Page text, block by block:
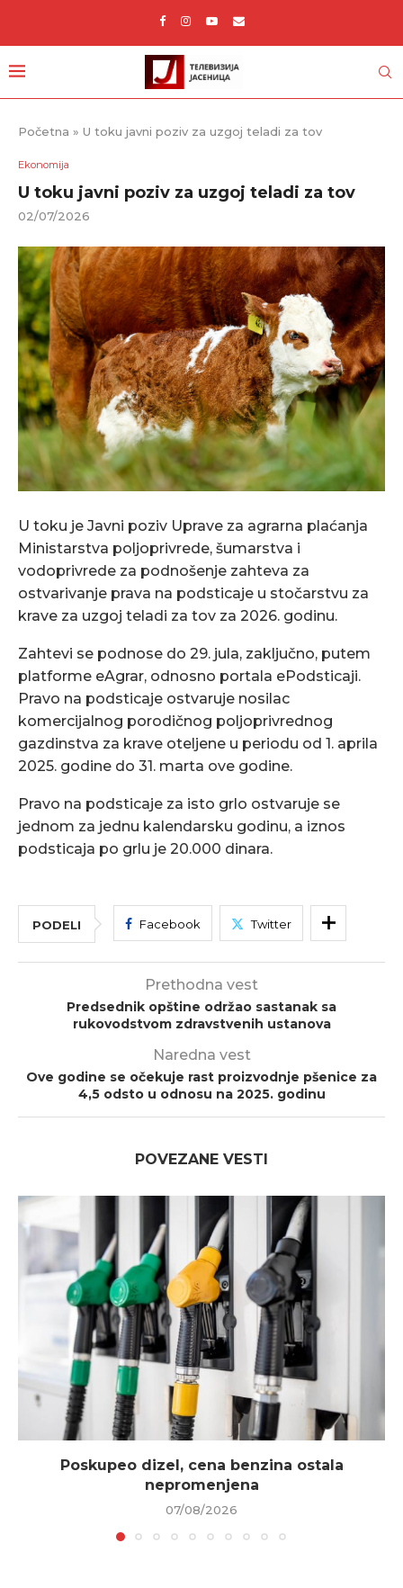
Početna » U toku javni poziv za uzgoj teladi za tov
Ekonomija
U toku javni poziv za uzgoj teladi za tov
02/07/2026
U toku je Javni poziv Uprave za agrarna plaćanja
Ministarstva poljoprivrede, šumarstva i
vodoprivrede za podnošenje zahteva za
ostvarivanje prava na podsticaje u stočarstvu za
krave za uzgoj teladi za tov za 2026. godinu.
Zahtevi se podnose do 29. jula, zaključno, putem
platforme eAgrar, odnosno portala ePodsticaji.
Pravo na podsticaje ostvaruje nosilac
komercijalnog porodičnog poljoprivrednog
gazdinstva za krave oteljene u periodu od 1. aprila
2025. godine do 31. marta ove godine.
Pravo na podsticaje za isto grlo ostvaruje se
jednom za jednu kalendarsku godinu, a iznos
podsticaja po grlu je 20.000 dinara.
PODELI Facebook Twitter
Prethodna vest
Predsednik opštine održao sastanak sa
rukovodstvom zdravstvenih ustanova
Naredna vest
Ove godine se očekuje rast proizvodnje pšenice za
4,5 odsto u odnosu na 2025. godinu
POVEZANE VESTI
Poskupeo dizel, cena benzina ostala
nepromenjena
07/08/2026